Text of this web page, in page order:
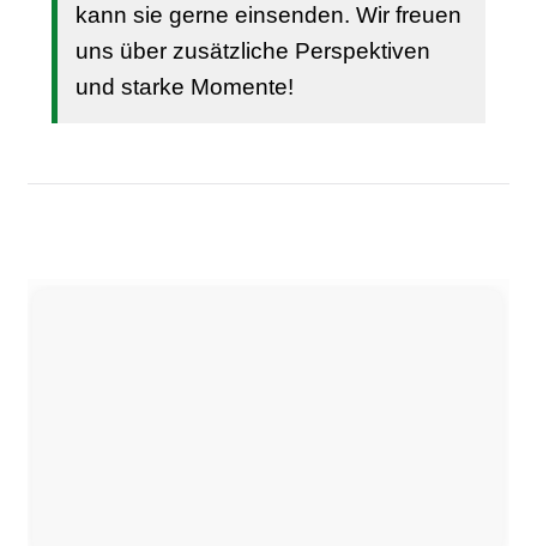
kann sie gerne einsenden. Wir freuen
uns über zusätzliche Perspektiven
und starke Momente!